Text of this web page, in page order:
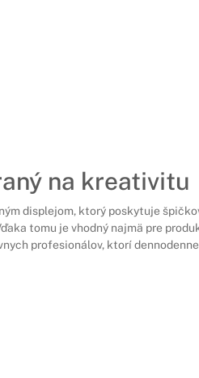
na kreativitu
displejom, ktorý poskytuje
tomu je vhodný najmä pre
profesionálov, ktorí